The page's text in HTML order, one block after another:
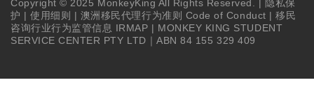
Copyright © 2025 MonkeyKing All Rights Reserved. | 隐私保
护 |使用细则 | 澳洲移民代理行为准则 Code of Conduct |移民
咨询行业行为监管信息 IRMAP | MONKEY KING STUDENT
SERVICE CENTER PTY LTD｜ABN 84 155 329 409